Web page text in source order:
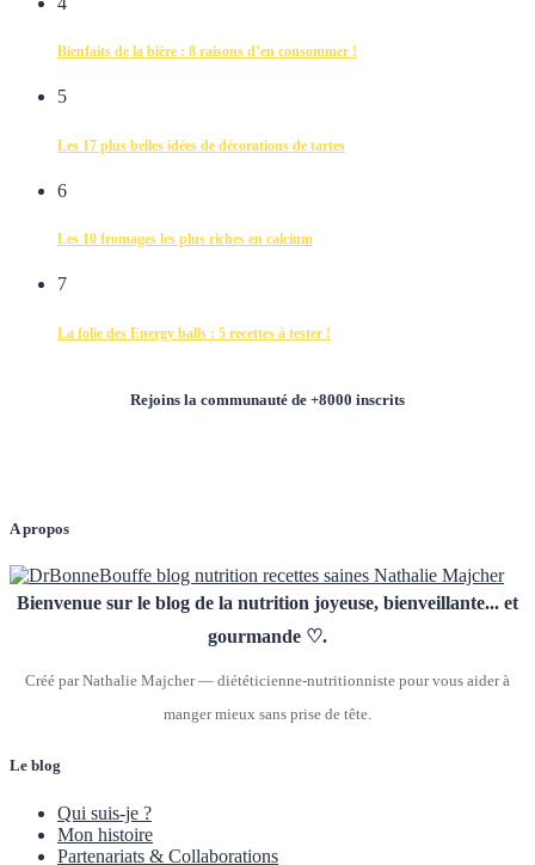
Bienfaits de la bière : 8 raisons d’en consommer !
5
Les 17 plus belles idées de décorations de tartes
6
Les 10 fromages les plus riches en calcium
7
La folie des Energy balls : 5 recettes à tester !
Rejoins la communauté de +8000 inscrits
A propos
Bienvenue sur le blog de la nutrition joyeuse, bienveillante... et
gourmande ♡.
Créé par Nathalie Majcher — diététicienne-nutritionniste pour vous aider à
manger mieux sans prise de tête.
Le blog
Qui suis-je ?
Mon histoire
Partenariats & Collaborations